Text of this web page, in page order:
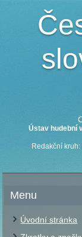
Ústav hudební
Redakční
Menu
Úvodní stránka